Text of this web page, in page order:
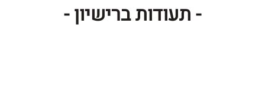
- תעודות ברישיון -